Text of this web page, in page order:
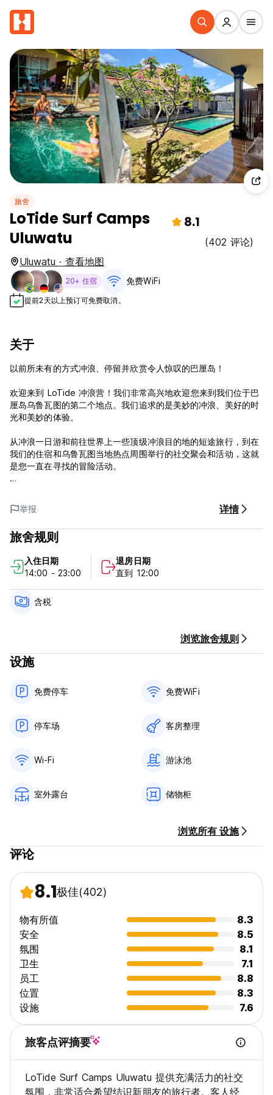
旅舍
LoTide Surf Camps
Uluwatu
8.1
(402 评论)
Uluwatu · 查看地图
20+ 住宿 免费WiFi
提前2天以上预订可免费取消。
关于
以前所未有的方式冲浪、停留并欣赏令人惊叹的巴厘岛！
欢迎来到 LoTide 冲浪营！我们非常高兴地欢迎您来到我们位于巴
厘岛乌鲁瓦图的第二个地点。我们追求的是美妙的冲浪、美好的时
光和美妙的体验。
从冲浪一日游和前往世界上一些顶级冲浪目的地的短途旅行，到在
我们的住宿和乌鲁瓦图当地热点周围举行的社交聚会和活动，这就
是您一直在寻找的冒险活动。
入住时间：下午2点
退房时间：中午 12 点
该酒店不可加床。
办理入住的最低年龄为 18 岁
(Auto-translated from original language)
举报 详情
旅舍规则
入住日期
14:00 - 23:00
退房日期
直到 12:00
含税
浏览旅舍规则
设施
免费停车 免费WiFi
停车场 客房整理
Wi-Fi 游泳池
室外露台 储物柜
浏览所有 设施
评论
8.1极佳(402)
物有所值
8.3
安全
8.5
氛围
8.1
卫生
7.1
员工
8.8
位置
8.3
设施
7.6
旅客点评摘要
LoTide Surf Camps Uluwatu 提供充满活力的社交
氛围，非常适合希望结识新朋友的旅行者。客人经